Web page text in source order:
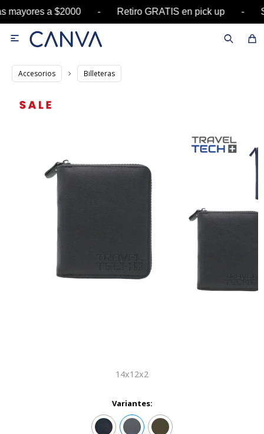
mayores a $2000 - Retiro GRATIS en pick up

Accesorios Billeteras
14x12x2
Variantes: